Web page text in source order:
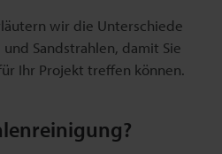
wir die Unterschiede
Sandstrahlen, damit Sie
Ihr Projekt treffen können.